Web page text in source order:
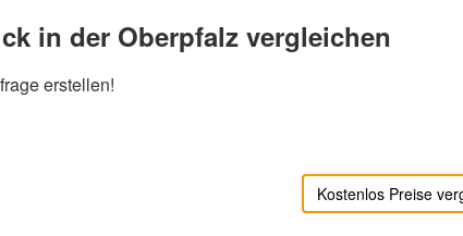
in der Oberpfalz vergleichen
erstellen!
Kostenlos Preise